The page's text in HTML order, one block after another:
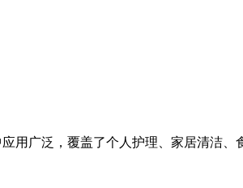
广泛，覆盖了个人护理、家居清洁、